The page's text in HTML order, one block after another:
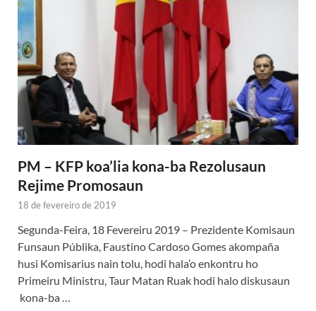
PM – KFP koa’lia kona-ba Rezolusaun
Rejime Promosaun
18 de fevereiro de 2019
Segunda-Feira, 18 Fevereiru 2019 – Prezidente Komisaun
Funsaun Públika, Faustino Cardoso Gomes akompaña
husi Komisarius nain tolu, hodi hala’o enkontru ho
Primeiru Ministru, Taur Matan Ruak hodi halo diskusaun
kona-ba …